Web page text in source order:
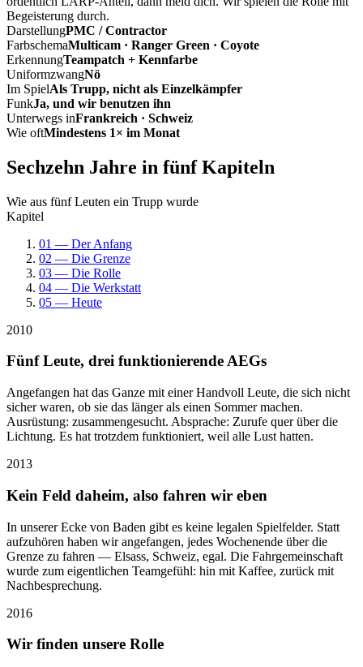
Begeisterung durch.
DarstellungPMC / Contractor
FarbschemaMulticam · Ranger Green · Coyote
ErkennungTeampatch + Kennfarbe
UniformzwangNö
Im SpielAls Trupp, nicht als Einzelkämpfer
FunkJa, und wir benutzen ihn
Unterwegs inFrankreich · Schweiz
Wie oftMindestens 1× im Monat
Sechzehn Jahre in fünf Kapiteln
Wie aus fünf Leuten ein Trupp wurde
Kapitel
01 — Der Anfang
02 — Die Grenze
03 — Die Rolle
04 — Die Werkstatt
05 — Heute
2010
Fünf Leute, drei funktionierende AEGs
Angefangen hat das Ganze mit einer Handvoll Leute, die sich nicht
sicher waren, ob sie das länger als einen Sommer machen.
Ausrüstung: zusammengesucht. Absprache: Zurufe quer über die
Lichtung. Es hat trotzdem funktioniert, weil alle Lust hatten.
2013
Kein Feld daheim, also fahren wir eben
In unserer Ecke von Baden gibt es keine legalen Spielfelder. Statt
aufzuhören haben wir angefangen, jedes Wochenende über die
Grenze zu fahren — Elsass, Schweiz, egal. Die Fahrgemeinschaft
wurde zum eigentlichen Teamgefühl: hin mit Kaffee, zurück mit
Nachbesprechung.
2016
Wir finden unsere Rolle